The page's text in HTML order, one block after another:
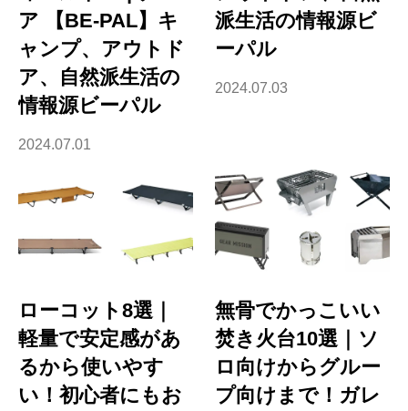
ア 【BE-PAL】キ
ャンプ、アウトド
ア、自然派生活の
情報源ビーパル
2024.07.01
派生活の情報源ビ
ーパル
2024.07.03
ローコット8選｜
軽量で安定感があ
るから使いやす
い！初心者にもお
無骨でかっこいい
焚き火台10選｜ソ
ロ向けからグルー
プ向けまで！ガレ